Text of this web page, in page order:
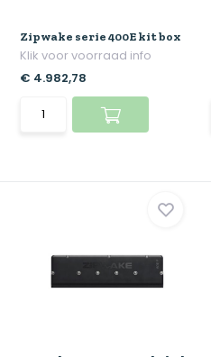
Zipwake serie 400E kit box
Klik voor voorraad info
€ 4.982,78